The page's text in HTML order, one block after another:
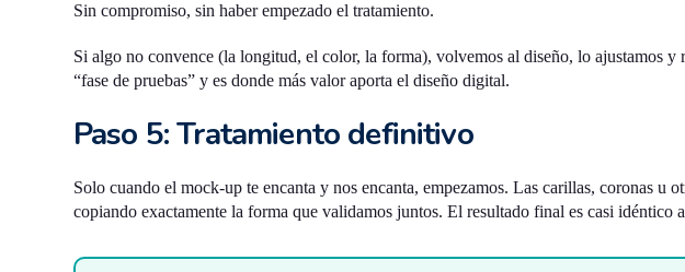
Sin compromiso, sin haber empezado el tratamiento.
Si algo no convence (la longitud, el color, la forma), volvemos al diseño, lo ajustamos y
“fase de pruebas” y es donde más valor aporta el diseño digital.
Paso 5: Tratamiento definitivo
Solo cuando el mock-up te encanta y nos encanta, empezamos. Las carillas, coronas u
copiando exactamente la forma que validamos juntos. El resultado final es casi idéntico